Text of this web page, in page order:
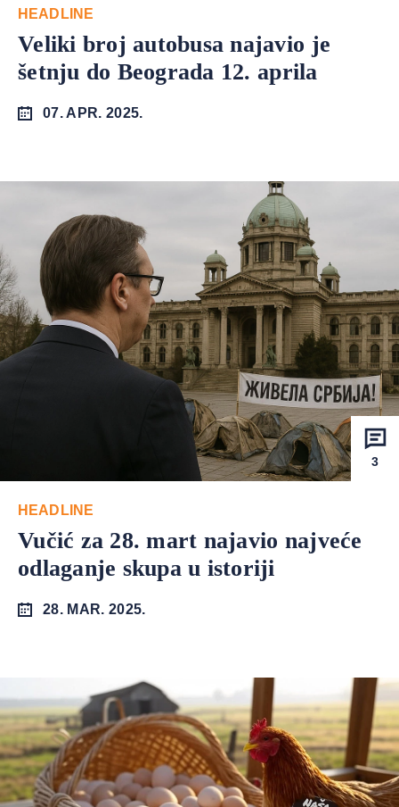
HEADLINE
Veliki broj autobusa najavio je
šetnju do Beograda 12. aprila
07. APR. 2025.
3
HEADLINE
Vučić za 28. mart najavio najveće
odlaganje skupa u istoriji
28. MAR. 2025.